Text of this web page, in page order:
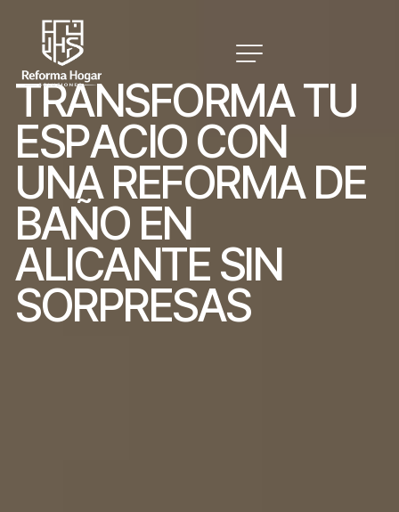
TRANSFORMATU
ESPACIO CON
UNA REFORMA DE
BAÑO EN
ALICANTE SIN
SORPRESAS